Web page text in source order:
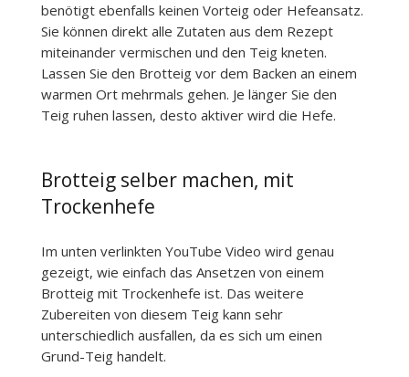
benötigt ebenfalls keinen Vorteig oder Hefeansatz.
Sie können direkt alle Zutaten aus dem Rezept
miteinander vermischen und den Teig kneten.
Lassen Sie den Brotteig vor dem Backen an einem
warmen Ort mehrmals gehen. Je länger Sie den
Teig ruhen lassen, desto aktiver wird die Hefe.
Brotteig selber machen, mit
Trockenhefe
Im unten verlinkten YouTube Video wird genau
gezeigt, wie einfach das Ansetzen von einem
Brotteig mit Trockenhefe ist. Das weitere
Zubereiten von diesem Teig kann sehr
unterschiedlich ausfallen, da es sich um einen
Grund-Teig handelt.